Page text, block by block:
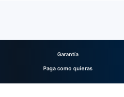
Garantía
Paga como quieras